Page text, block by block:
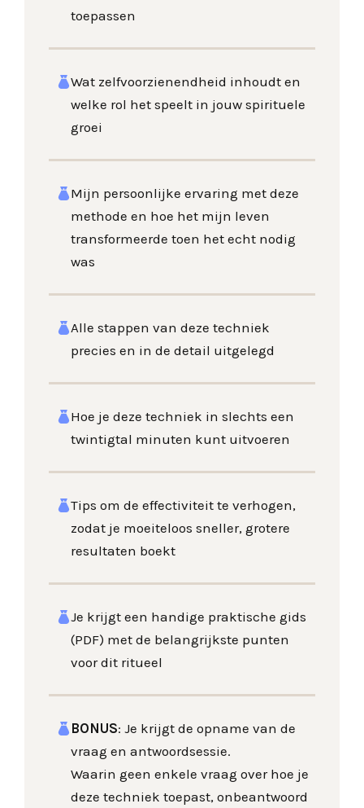
toepassen
Wat zelfvoorzienendheid inhoudt en
welke rol het speelt in jouw spirituele
groei
Mijn persoonlijke ervaring met deze
methode en hoe het mijn leven
transformeerde toen het echt nodig
was
Alle stappen van deze techniek
precies en in de detail uitgelegd
Hoe je deze techniek in slechts een
twintigtal minuten kunt uitvoeren
Tips om de effectiviteit te verhogen,
zodat je moeiteloos sneller, grotere
resultaten boekt
Je krijgt een handige praktische gids
(PDF) met de belangrijkste punten
voor dit ritueel
BONUS: Je krijgt de opname van de
vraag en antwoordsessie.
Waarin geen enkele vraag over hoe je
deze techniek toepast, onbeantwoord